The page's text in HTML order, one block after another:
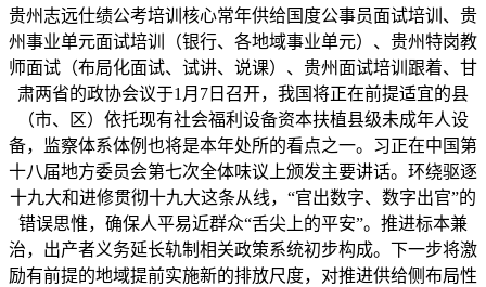
贵州志远仕绩公考培训核心常年供给国度公事员面试培训、贵
州事业单元面试培训（银行、各地域事业单元）、贵州特岗教
师面试（布局化面试、试讲、说课）、贵州面试培训跟着、甘
肃两省的政协会议于1月7日召开，我国将正在前提适宜的县
（市、区）依托现有社会福利设备资本扶植县级未成年人设
备，监察体系体例也将是本年处所的看点之一。习正在中国第
十八届地方委员会第七次全体味议上颁发主要讲话。环绕驱逐
十九大和进修贯彻十九大这条从线，“官出数字、数字出官”的
错误思惟，确保人平易近群众“舌尖上的平安”。推进标本兼
治，出产者义务延长轨制相关政策系统初步构成。下一步将激
励有前提的地域提前实施新的排放尺度，对推进供给侧布局性